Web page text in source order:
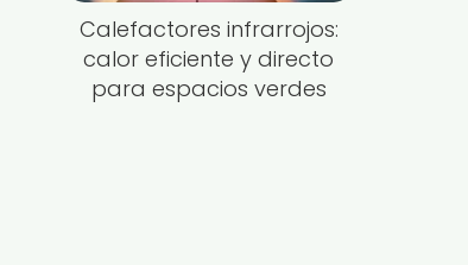
Calefactores infrarrojos:
calor eficiente y directo
para espacios verdes